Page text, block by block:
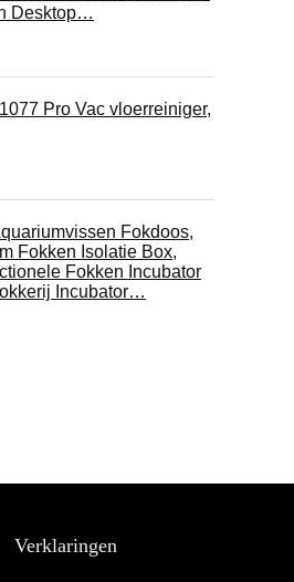
Desktop…
Pro Vac vloerreiniger,
Fokdoos,
Fokken Isolatie Box,
Fokken Incubator
Incubator…
Verklaringen